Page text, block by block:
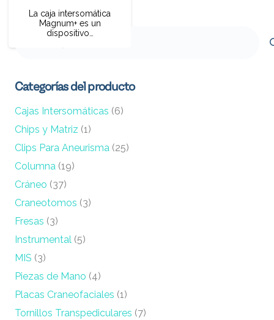
La caja intersomática
Magnum+ es un
dispositivo…
por:
Categorías del producto
Cajas Intersomáticas (6)
Chips y Matriz (1)
Clips Para Aneurisma (25)
Columna (19)
Cráneo (37)
Craneotomos (3)
Fresas (3)
Instrumental (5)
MIS (3)
Piezas de Mano (4)
Placas Craneofaciales (1)
Tornillos Transpediculares (7)